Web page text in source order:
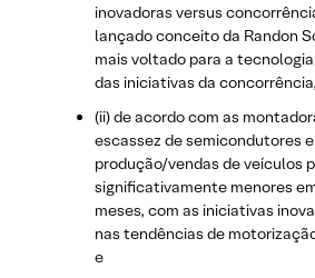
inovadoras versus
lançado conceito da Randon
mais voltado para a
das iniciativas da
(ii) de acordo com as
escassez de semicondutores
produção/vendas de veículos
significativamente menores
meses, com as iniciativas
nas tendências de
e